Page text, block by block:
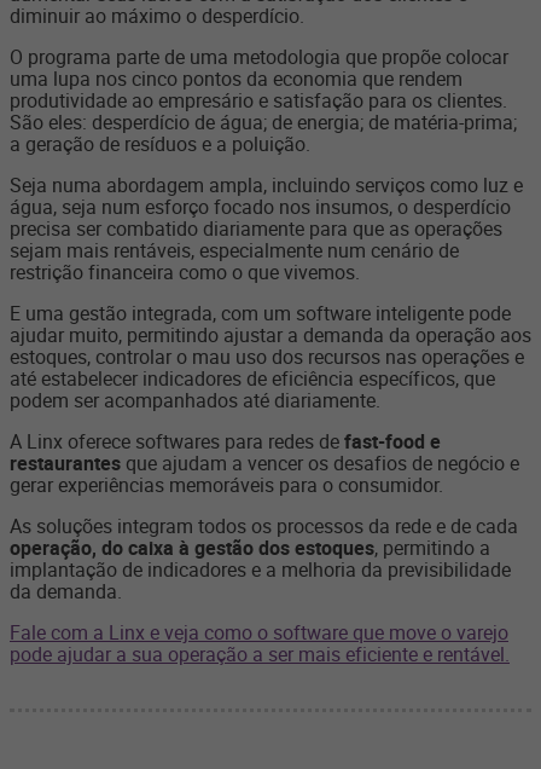
diminuir ao máximo o desperdício.
O programa parte de uma metodologia que propõe colocar
uma lupa nos cinco pontos da economia que rendem
produtividade ao empresário e satisfação para os clientes.
São eles: desperdício de água; de energia; de matéria-prima;
a geração de resíduos e a poluição.
Seja numa abordagem ampla, incluindo serviços como luz e
água, seja num esforço focado nos insumos, o desperdício
precisa ser combatido diariamente para que as operações
sejam mais rentáveis, especialmente num cenário de
restrição financeira como o que vivemos.
E uma gestão integrada, com um software inteligente pode
ajudar muito, permitindo ajustar a demanda da operação aos
estoques, controlar o mau uso dos recursos nas operações e
até estabelecer indicadores de eficiência específicos, que
podem ser acompanhados até diariamente.
A Linx oferece softwares para redes defast-food e
restaurantes que ajudam a vencer os desafios de negócio e
gerar experiências memoráveis para o consumidor.
As soluções integram todos os processos da rede e de cada
operação, do caixa à gestão dos estoques, permitindo a
implantação de indicadores e a melhoria da previsibilidade
da demanda.
Fale com a Linx e veja como o software que move o varejo
pode ajudar a sua operação a ser mais eficiente e rentável.